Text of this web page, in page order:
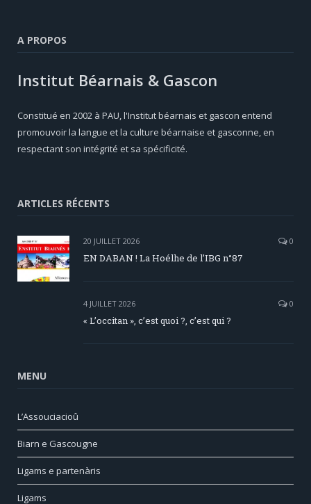
A PROPOS
Institut Béarnais & Gascon
Constitué en 2002 à PAU, l'Institut béarnais et gascon entend
promouvoir la langue et la culture béarnaise et gasconne, en
respectant son intégrité et sa spécificité.
ARTICLES RÉCENTS
20 JUILLET 2026 0
EN DABAN ! La Hoélhe de l’IBG n°87
4 JUILLET 2026 0
« L’occitan », c’est quoi ?, c’est qui ?
MENU
L’Assouciacioû
Biarn e Gascougne
Ligams e partenàris
Ligams